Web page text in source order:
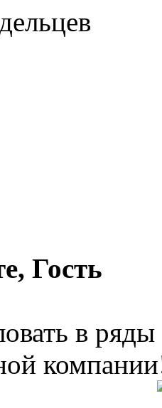
Гость
в ряды